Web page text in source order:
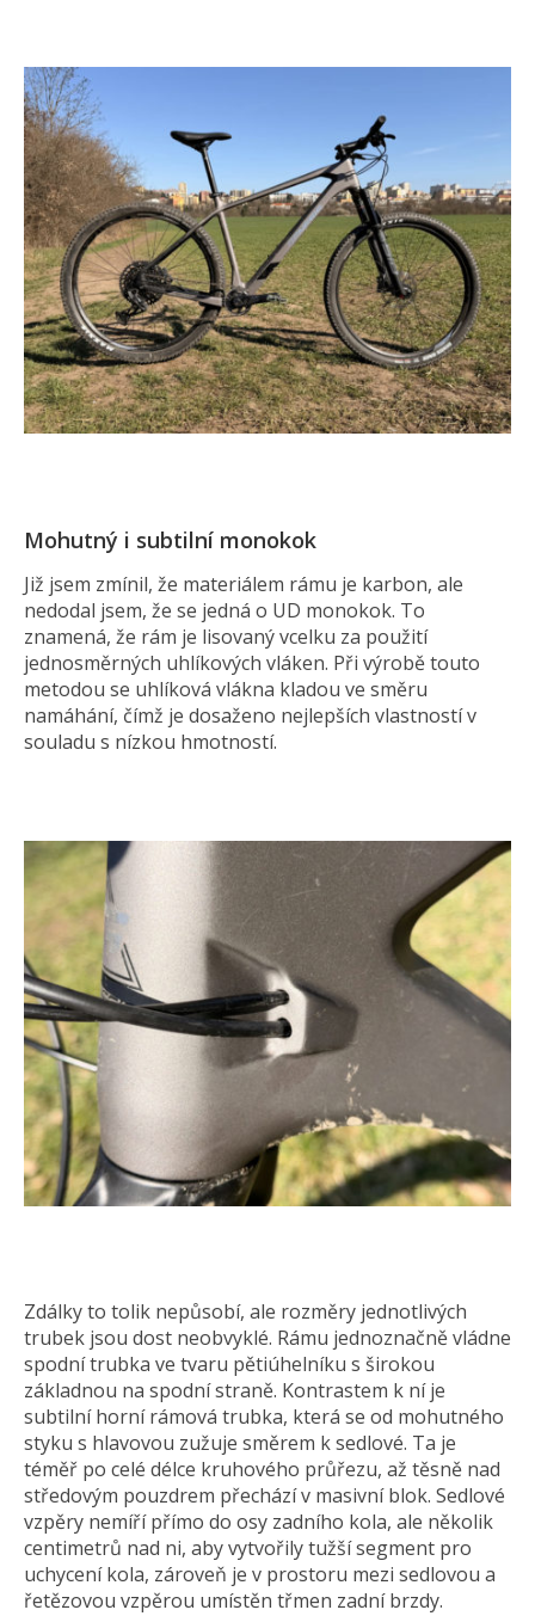
Mohutný i subtilní monokok
Již jsem zmínil, že materiálem rámu je karbon, ale
nedodal jsem, že se jedná o UD monokok. To
znamená, že rám je lisovaný vcelku za použití
jednosměrných uhlíkových vláken. Při výrobě touto
metodou se uhlíková vlákna kladou ve směru
namáhání, čímž je dosaženo nejlepších vlastností v
souladu s nízkou hmotností.
Zdálky to tolik nepůsobí, ale rozměry jednotlivých
trubek jsou dost neobvyklé. Rámu jednoznačně vládne
spodní trubka ve tvaru pětiúhelníku s širokou
základnou na spodní straně. Kontrastem k ní je
subtilní horní rámová trubka, která se od mohutného
styku s hlavovou zužuje směrem k sedlové. Ta je
téměř po celé délce kruhového průřezu, až těsně nad
středovým pouzdrem přechází v masivní blok. Sedlové
vzpěry nemíří přímo do osy zadního kola, ale několik
centimetrů nad ni, aby vytvořily tužší segment pro
uchycení kola, zároveň je v prostoru mezi sedlovou a
řetězovou vzpěrou umístěn třmen zadní brzdy.